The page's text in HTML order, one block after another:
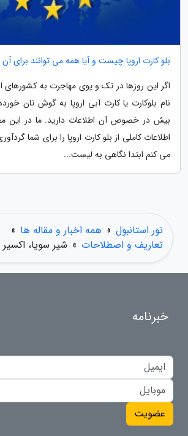
بلو کارت اروپا چیست و آیا همه می توانند برای آن
اگر این روزها در تک و پوی مهاجرت به کشورهای
نام بلوکارت یا کارت آبی اروپا به گوش تان
بیش در خصوص آن اطلاعات دارید. ما در این
اطلاعات کاملی از بلو کارت اروپا را برای شما
می کنم ابتدا نگاهی به لیست...
تور استانبول » همه اخبار و مقاله ها »
تعاریف و اصطلاحات » شیر سویا،
خبرنامه
عضویت